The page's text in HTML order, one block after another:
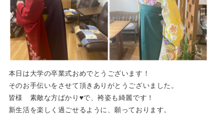
本日は大学の卒業式おめでとうございます！
そのお手伝いをさせて頂きありがとうございました。
皆様 素敵な方ばかり♥で、袴姿も綺麗です！
新生活を楽しく過ごせるように、願っております。